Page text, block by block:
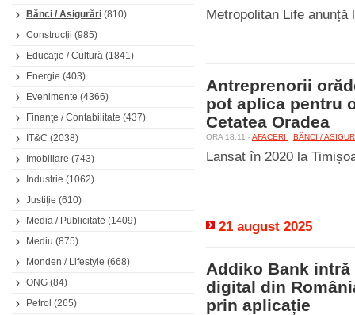
Bănci / Asigurări (810)
Construcţii (985)
Educaţie / Cultură (1841)
Energie (403)
Evenimente (4366)
Finanţe / Contabilitate (437)
IT&C (2038)
Imobiliare (743)
Industrie (1062)
Justiţie (610)
Media / Publicitate (1409)
Mediu (875)
Monden / Lifestyle (668)
ONG (84)
Petrol (265)
Metropolitan Life
Antreprenorii
pot aplica pentru
Cetatea Oradea
ORA 18.11 -AFACERI BĂNCI /
Lansat în 2020 la
21 august 2025
Addiko Bank
digital din
prin aplicație